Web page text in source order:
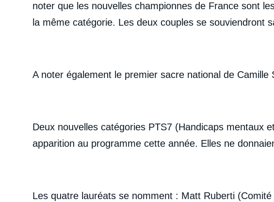
noter que les nouvelles championnes de France sont
la même catégorie. Les deux couples se souviendront
A noter également le premier sacre national de
Deux nouvelles catégories PTS7 (Handicaps mentaux
apparition au programme cette année. Elles ne
Les quatre lauréats se nomment : Matt Ruberti